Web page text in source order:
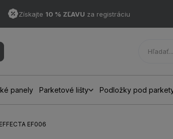
Získajte 10 % ZĽAVU za registráciu
panely Parketové lišty Podložky pod
EF006